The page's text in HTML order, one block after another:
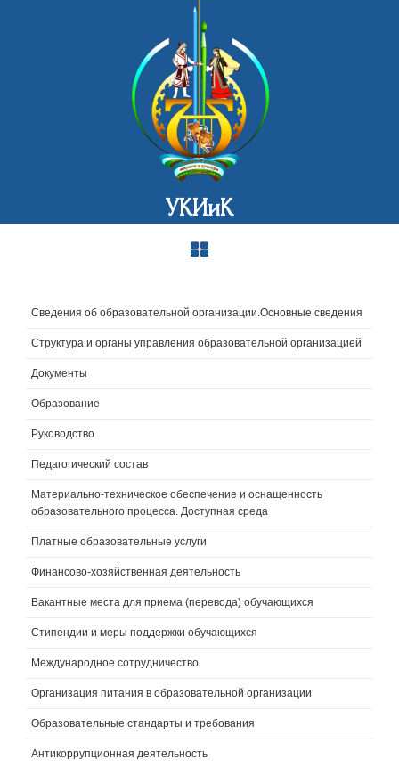
УКИиК
Сведения об образовательной организации.Основные сведения
Структура и органы управления образовательной организацией
Документы
Образование
Руководство
Педагогический состав
Материально-техническое обеспечение и оснащенность
образовательного процесса. Доступная среда
Платные образовательные услуги
Финансово-хозяйственная деятельность
Вакантные места для приема (перевода) обучающихся
Стипендии и меры поддержки обучающихся
Международное сотрудничество
Организация питания в образовательной организации
Образовательные стандарты и требования
Антикоррупционная деятельность